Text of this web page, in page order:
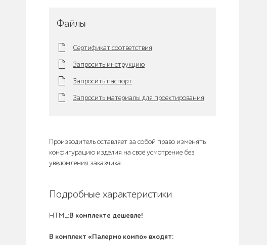
Файлы
Сертификат соответствия
Запросить инструкцию
Запросить паспорт
Запросить материалы для проектирования
Производитель оставляет за собой право изменять
конфигурацию изделия на своё усмотрение без
уведомления заказчика.
Подробные характеристики
HTML:В комплекте дешевле!
В комплект «Палермо компо» входят: